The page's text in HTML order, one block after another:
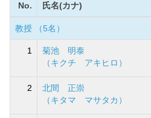
No. 氏名(カナ)
教授 （5名）
1
菊池 明泰
（キクチ アキヒロ）
2
北間 正崇
（キタマ マサタカ）